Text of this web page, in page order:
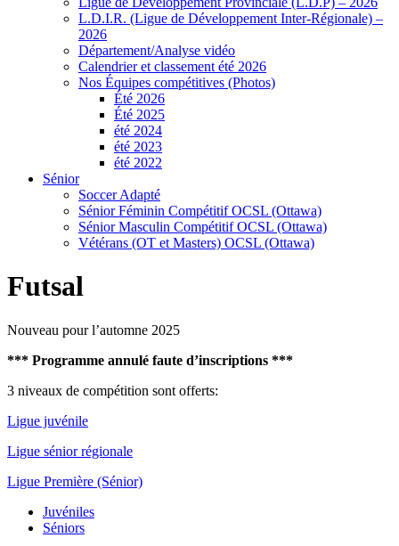
L.D.I.R. (Ligue de Développement Inter-Régionale) –
2026
Département/Analyse vidéo
Calendrier et classement été 2026
Nos Équipes compétitives (Photos)
Été 2026
Été 2025
été 2024
été 2023
été 2022
Sénior
Soccer Adapté
Sénior Féminin Compétitif OCSL (Ottawa)
Sénior Masculin Compétitif OCSL (Ottawa)
Vétérans (OT et Masters) OCSL (Ottawa)
Futsal
Nouveau pour l’automne 2025
*** Programme annulé faute d’inscriptions ***
3 niveaux de compétition sont offerts:
Ligue juvénile
Ligue sénior régionale
Ligue Première (Sénior)
Juvéniles
Séniors